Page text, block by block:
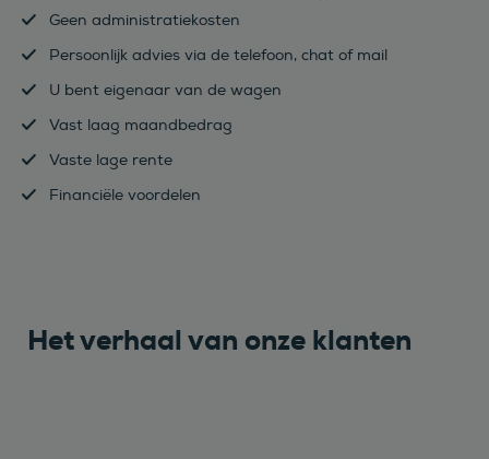
Geen administratiekosten
Persoonlijk advies via de telefoon, chat of mail
U bent eigenaar van de wagen
Vast laag maandbedrag
Vaste lage rente
Financiële voordelen
Het verhaal van onze klanten